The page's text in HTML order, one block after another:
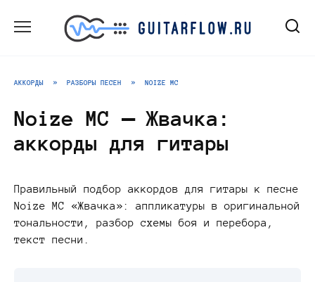
АККОРДЫ » РАЗБОРЫ ПЕСЕН » NOIZE MC
Noize MC — Жвачка:
аккорды для гитары
Правильный подбор аккордов для гитары к песне
Noize MC «Жвачка»: аппликатуры в оригинальной
тональности, разбор схемы боя и перебора,
текст песни.